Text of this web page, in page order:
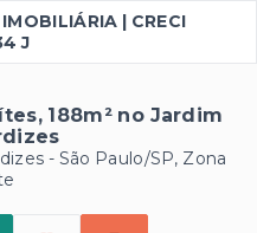
| CRECI
J
188m² no Jardim
- São Paulo/SP, Zona